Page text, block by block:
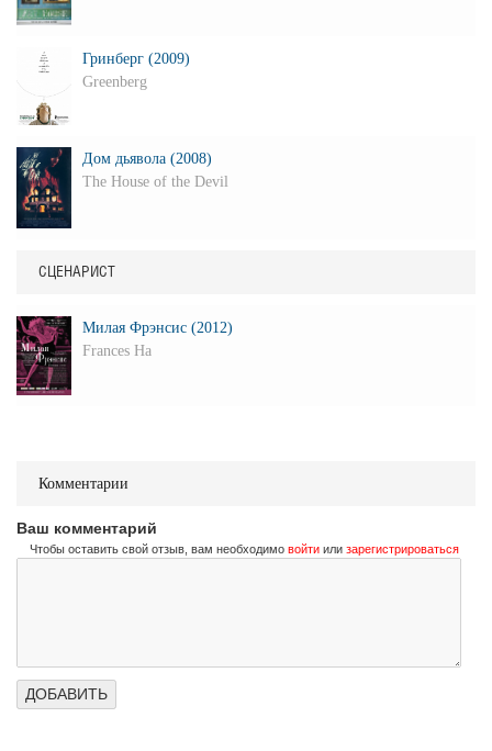
Гринберг (2009)
Greenberg
Дом дьявола (2008)
The House of the Devil
СЦЕНАРИСТ
Милая Фрэнсис (2012)
Frances Ha
Комментарии
Ваш комментарий
Чтобы оставить свой отзыв, вам необходимо войти или зарегистрироваться